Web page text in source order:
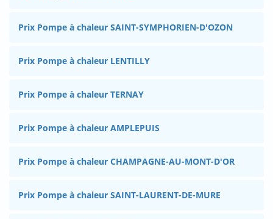
Prix Pompe à chaleur SAINT-SYMPHORIEN-D'OZON
Prix Pompe à chaleur LENTILLY
Prix Pompe à chaleur TERNAY
Prix Pompe à chaleur AMPLEPUIS
Prix Pompe à chaleur CHAMPAGNE-AU-MONT-D'OR
Prix Pompe à chaleur SAINT-LAURENT-DE-MURE